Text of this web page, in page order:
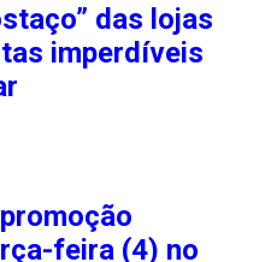
das lojas
imperdíveis
feira (4) no